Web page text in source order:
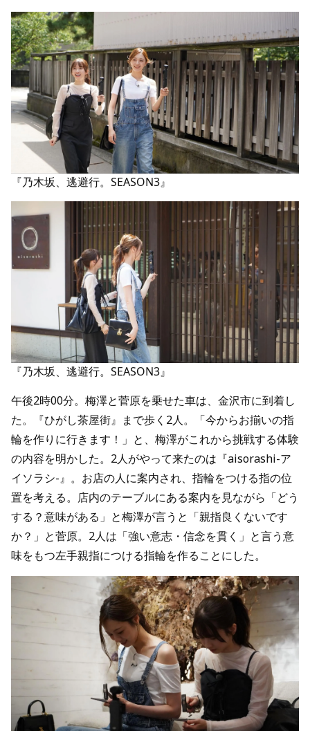
『乃木坂、逃避行。SEASON3』
『乃木坂、逃避行。SEASON3』
午後2時00分。梅澤と菅原を乗せた車は、金沢市に到着し
た。『ひがし茶屋街』まで歩く2人。「今からお揃いの指
輪を作りに行きます！」と、梅澤がこれから挑戦する体験
の内容を明かした。2人がやって来たのは『aisorashi-ア
イソラシ-』。お店の人に案内され、指輪をつける指の位
置を考える。店内のテーブルにある案内を見ながら「どう
する？意味がある」と梅澤が言うと「親指良くないです
か？」と菅原。2人は「強い意志・信念を貫く」と言う意
味をもつ左手親指につける指輪を作ることにした。